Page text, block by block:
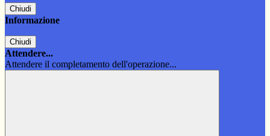
Chiudi
Informazione
Chiudi
Attendere...
Attendere il completamento dell'operazione...